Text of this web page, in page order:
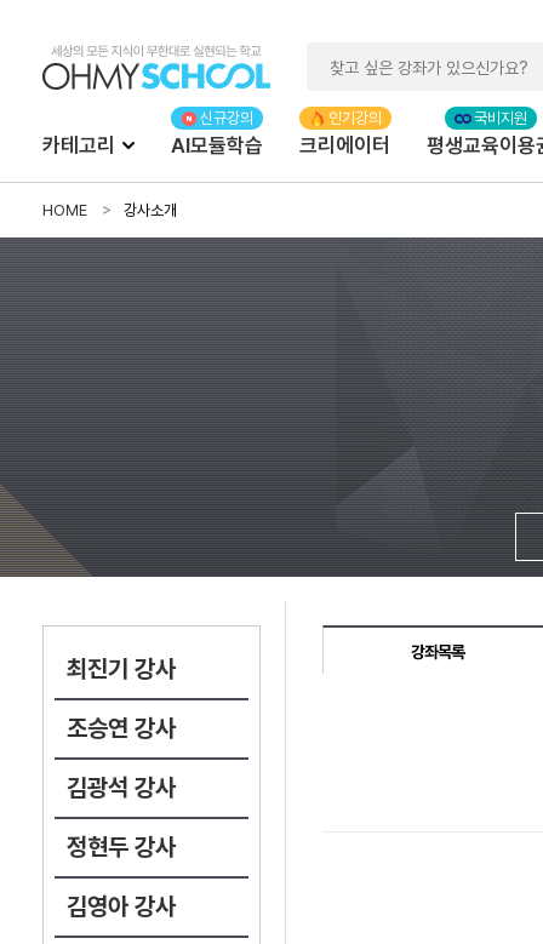
카테고리 AI모듈학습 크리에이터 평생교육이용
HOME 강사소개
최진기 강사
조승연 강사
김광석 강사
정현두 강사
김영아 강사
강좌목록